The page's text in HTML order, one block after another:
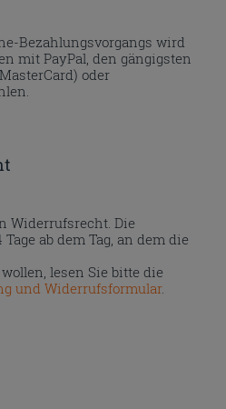
Bezahlungsvorgangs wird
mit PayPal, den gängigsten
oder
Widerrufsrecht. Die
ab dem Tag, an dem die
lesen Sie bitte die
und Widerrufsformular.